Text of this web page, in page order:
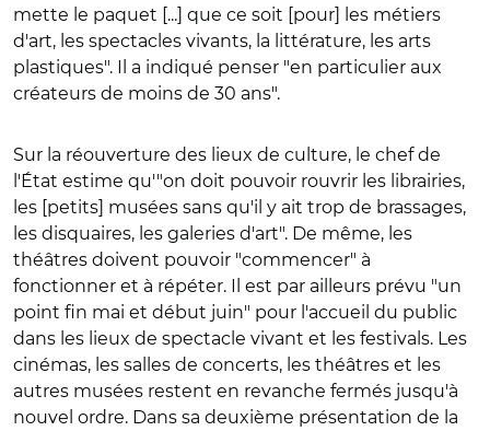
mette le paquet [...] que ce soit [pour] les métiers
d'art, les spectacles vivants, la littérature, les arts
plastiques". Il a indiqué penser "en particulier aux
créateurs de moins de 30 ans".
Sur la réouverture des lieux de culture, le chef de
l'État estime qu'"on doit pouvoir rouvrir les librairies,
les [petits] musées sans qu'il y ait trop de brassages,
les disquaires, les galeries d'art". De même, les
théâtres doivent pouvoir "commencer" à
fonctionner et à répéter. Il est par ailleurs prévu "un
point fin mai et début juin" pour l'accueil du public
dans les lieux de spectacle vivant et les festivals. Les
cinémas, les salles de concerts, les théâtres et les
autres musées restent en revanche fermés jusqu'à
nouvel ordre. Dans sa deuxième présentation de la